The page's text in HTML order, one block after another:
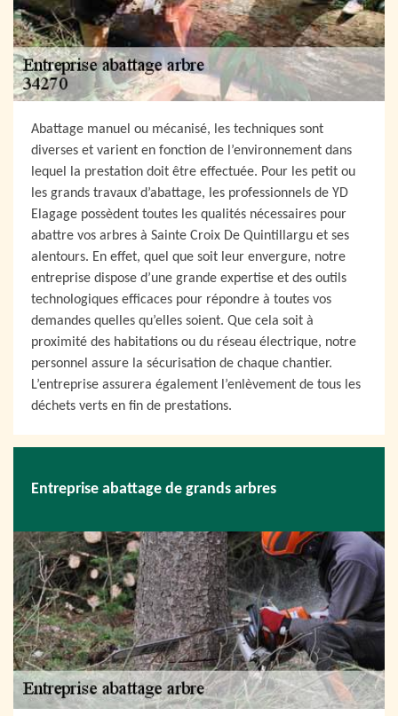
Abattage manuel ou mécanisé, les techniques sont
diverses et varient en fonction de l’environnement dans
lequel la prestation doit être effectuée. Pour les petit ou
les grands travaux d’abattage, les professionnels de YD
Elagage possèdent toutes les qualités nécessaires pour
abattre vos arbres à Sainte Croix De Quintillargu et ses
alentours. En effet, quel que soit leur envergure, notre
entreprise dispose d’une grande expertise et des outils
technologiques efficaces pour répondre à toutes vos
demandes quelles qu’elles soient. Que cela soit à
proximité des habitations ou du réseau électrique, notre
personnel assure la sécurisation de chaque chantier.
L’entreprise assurera également l’enlèvement de tous les
déchets verts en fin de prestations.
Entreprise abattage de grands arbres